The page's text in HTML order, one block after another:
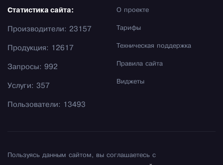
О проекте
Тарифы
Техническая поддержка
Правила сайта
Виджеты
Статистика сайта:
Производители: 23157
Продукция: 12617
Запросы: 992
Услуги: 357
Пользователи: 13493
Пользуясь данным сайтом, вы соглашаетесь с